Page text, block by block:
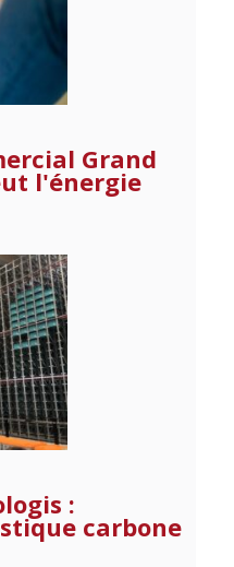
Grand
l'énergie
:
carbone